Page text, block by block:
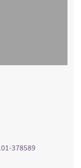
378589